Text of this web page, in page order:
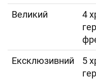
Великий
4
Ексклюзивний
5